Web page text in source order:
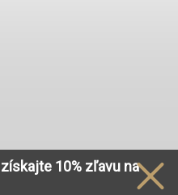
získajte 10% zľavu na